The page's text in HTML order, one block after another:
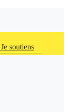
Je soutiens